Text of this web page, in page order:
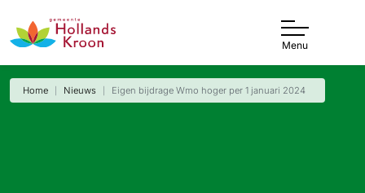
Menu
Home Nieuws Eigen bijdrage Wmo hoger per 1 januari 2024